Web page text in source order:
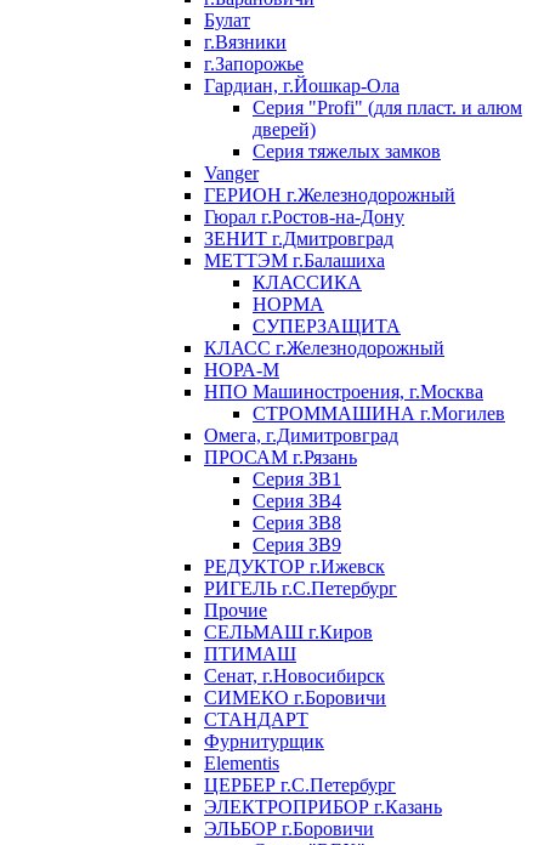
Булат
г.Вязники
г.Запорожье
Гардиан, г.Йошкар-Ола
Серия "Profi" (для пласт. и алюм
дверей)
Серия тяжелых замков
Vanger
ГЕРИОН г.Железнодорожный
Гюрал г.Ростов-на-Дону
ЗЕНИТ г.Дмитровград
МЕТТЭМ г.Балашиха
КЛАССИКА
НОРМА
СУПЕРЗАЩИТА
КЛАСС г.Железнодорожный
НОРА-М
НПО Машиностроения, г.Москва
СТРОММАШИНА г.Могилев
Омега, г.Димитровград
ПРОСАМ г.Рязань
Серия ЗВ1
Серия ЗВ4
Серия ЗВ8
Серия ЗВ9
РЕДУКТОР г.Ижевск
РИГЕЛЬ г.С.Петербург
Прочие
СЕЛЬМАШ г.Киров
ПТИМАШ
Сенат, г.Новосибирск
СИМЕКО г.Боровичи
СТАНДАРТ
Фурнитурщик
Elementis
ЦЕРБЕР г.С.Петербург
ЭЛЕКТРОПРИБОР г.Казань
ЭЛЬБОР г.Боровичи